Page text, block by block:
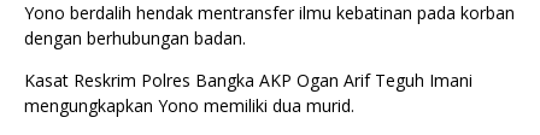
Yono berdalih hendak mentransfer ilmu kebatinan pada korban
dengan berhubungan badan.
Kasat Reskrim Polres Bangka AKP Ogan Arif Teguh Imani
mengungkapkan Yono memiliki dua murid.